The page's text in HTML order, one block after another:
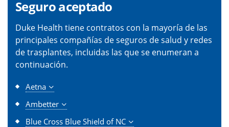
Seguro aceptado
Duke Health tiene contratos con la mayoría de las
principales compañías de seguros de salud y redes
de trasplantes, incluidas las que se enumeran a
continuación.
Aetna
Ambetter
Blue Cross Blue Shield of NC